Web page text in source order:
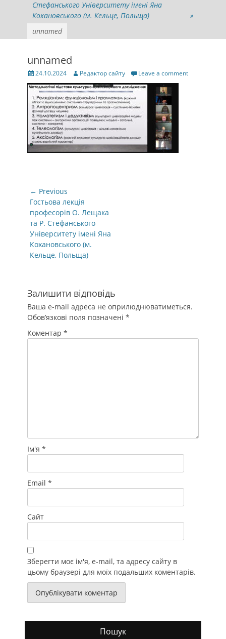
Стефанського Університету імені Яна
Кохановського (м. Кельце, Польща)
»
unnamed
unnamed
Posted
on
24.10.2024 Author
Редактор сайту Leave a comment
Навігація
записів
← Previous
Previous
post:
Гостьова лекція
професорів О. Лещака
та Р. Стефанського
Університету імені Яна
Кохановського (м.
Кельце, Польща)
Залишити відповідь
Ваша e-mail адреса не оприлюднюватиметься.
Обов’язкові поля позначені *
Коментар *
Ім'я *
Email *
Сайт
Зберегти моє ім'я, e-mail, та адресу сайту в
цьому браузері для моїх подальших коментарів.
Пошук